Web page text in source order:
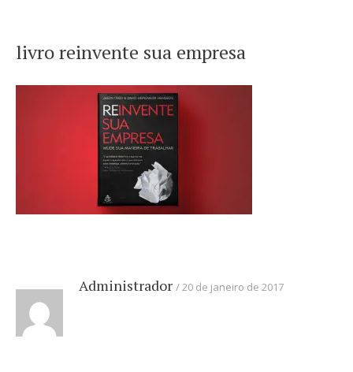
para
o
livro reinvente sua empresa
Administrador 20 de janeiro de 2017